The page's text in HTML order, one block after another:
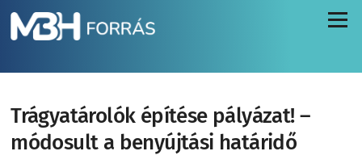
Menü
Trágyatárolók építése pályázat! –
módosult a benyújtási határidő